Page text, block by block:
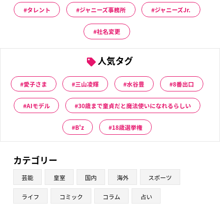
タレント ジャニーズ事務所 ジャニーズJr.
社名変更
人気タグ
愛子さま 三山凌輝 水谷豊 8番出口
AIモデル 30歳まで童貞だと魔法使いになれるらしい
B'z 18歳選挙権
カテゴリー
芸能 皇室 国内 海外 スポーツ
ライフ コミック コラム 占い